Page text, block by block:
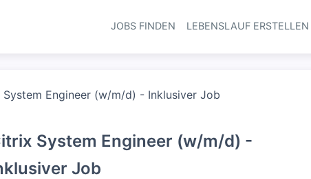
JOBS FINDEN LEBENSLAUF ERSTELLEN
System Engineer (w/m/d) - Inklusiver Job
System Engineer (w/m/d) -
Job